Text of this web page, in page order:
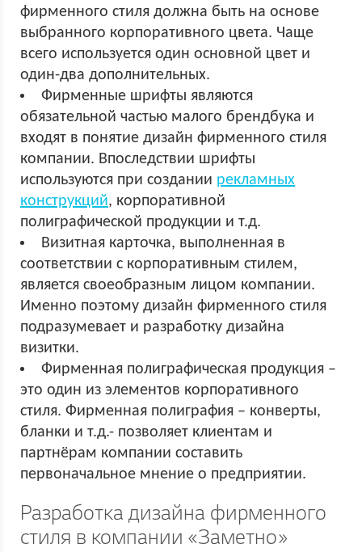
фирменного стиля должна быть на основе
выбранного корпоративного цвета. Чаще
всего используется один основной цвет и
один-два дополнительных.
Фирменные шрифты являются
обязательной частью малого брендбука и
входят в понятие дизайн фирменного стиля
компании. Впоследствии шрифты
используются при создании рекламных
конструкций, корпоративной
полиграфической продукции и т.д.
Визитная карточка, выполненная в
соответствии с корпоративным стилем,
является своеобразным лицом компании.
Именно поэтому дизайн фирменного стиля
подразумевает и разработку дизайна
визитки.
Фирменная полиграфическая продукция –
это один из элементов корпоративного
стиля. Фирменная полиграфия – конверты,
бланки и т.д.- позволяет клиентам и
партнёрам компании составить
первоначальное мнение о предприятии.
Разработка дизайна фирменного
стиля в компании «Заметно»